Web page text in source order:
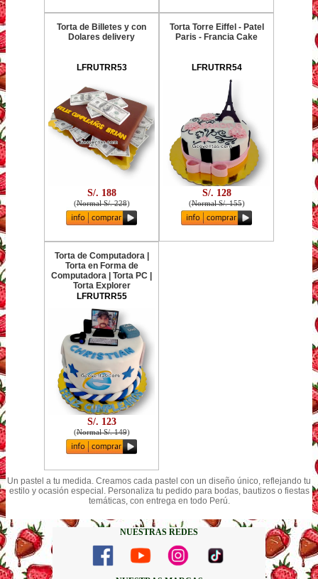
Torta de Billetes y con
Dolares delivery
LFRUTRR53
S/. 188
(Normal S/. 228)
Torta Torre Eiffel - Patel
Paris - Francia Cake
LFRUTRR54
S/. 128
(Normal S/. 155)
Torta de Computadora |
Torta en Forma de
Computadora | Torta PC |
Torta Explorer
LFRUTRR55
S/. 123
(Normal S/. 149)
Un pastel a tu medida. Creamos cada pastel con un diseño único, reflejando tu
estilo y ocasión especial. Personaliza tu pedido para bodas, bautizos o fiestas
temáticas, con entrega en todo Perú.
NUESTRAS REDES